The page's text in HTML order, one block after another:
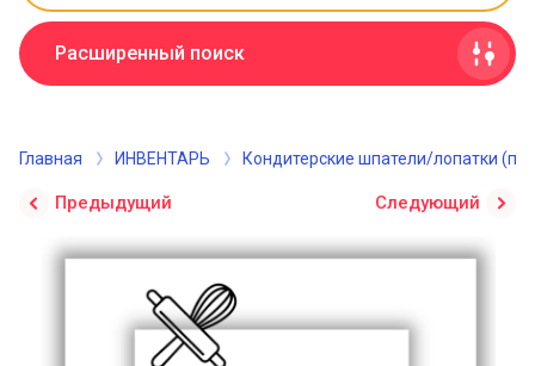
Расширенный поиск
Главная ИНВЕНТАРЬ Кондитерские шпатели/лопатки
Предыдущий Следующий